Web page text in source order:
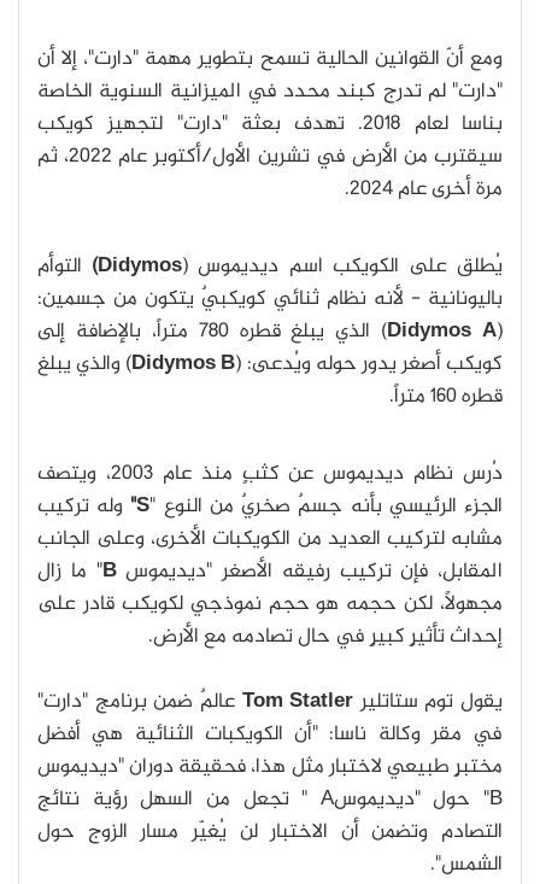
ومع أنّ القوانين الحالية تسمح بتطوير مهمة "دارت"، إلا أن
"دارت" لم تدرج كبند محدد في الميزانية السنوية الخاصة
بناسا لعام 2018. تهدف بعثة "دارت" لتجهيز كويكب
سيقترب من الأرض في تشرين الأول/أكتوبر عام 2022، ثم
مرة أخرى عام 2024.
يُطلق على الكويكب اسم ديديموس (Didymos) التوأم
باليونانية - لأنه نظام ثنائي كويكبيٌ يتكون من جسمين:
(
Didymos A
) الذي يبلغ قطره 780 متراً، بالإضافة إلى
كويكب أصغر يدور حوله ويُدعى: (Didymos B) والذي يبلغ
قطره 160 متراً.
دُرس نظام ديديموس عن كثبٍ منذ عام 2003، ويتصف
الجزء الرئيسي بأنه جسمٌ صخريٌ من النوع "S" وله تركيب
مشابه لتركيب العديد من الكويكبات الأخرى، وعلى الجانب
المقابل، فإن تركيب رفيقه الأصغر "ديديموسB " ما زال
مجهولاً، لكن حجمه هو حجم نموذجي لكويكب قادر على
إحداث تأثيرٍ كبيرٍ في حال تصادمه مع الأرض.
يقول توم ستاتليرTom Statler
عالمٌ ضمن برنامج "دارت"
في مقر وكالة ناسا: "أن الكويكبات الثنائية هي أفضل
مختبرٍ طبيعي لاختبار مثل هذا، فحقيقة دوران "ديديموس
B" حول "ديديموسA " تجعل من السهل رؤية نتائج
التصادم وتضمن أن الاختبار لن يُغيّر مسار الزوج حول
الشمس".